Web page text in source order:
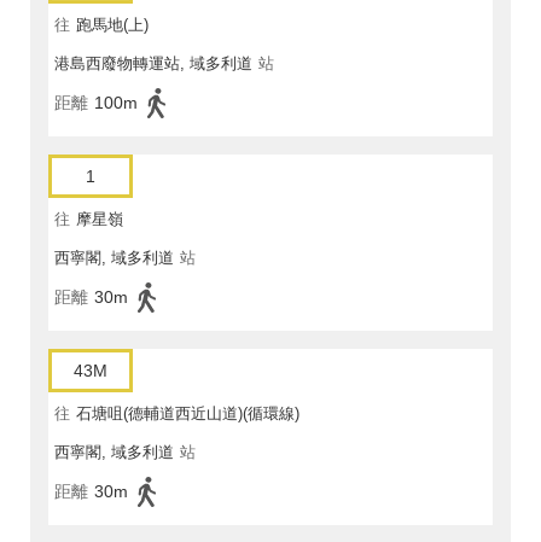
往 跑馬地(上)
港島西廢物轉運站, 域多利道 站
距離 100m
1
往 摩星嶺
西寧閣, 域多利道 站
距離 30m
43M
往 石塘咀(德輔道西近山道)(循環線)
西寧閣, 域多利道 站
距離 30m